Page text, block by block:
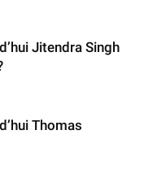
Jitendra Singh
Thomas